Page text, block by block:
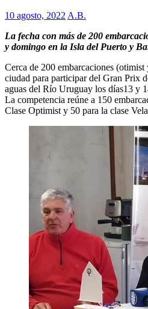
10 agosto, 2022 A.B.
La fecha con más de 200
y domingo en la Isla del Puerto y
Cerca de 200 embarcaciones (otimist
ciudad para participar del Gran Prix
aguas del Río Uruguay los días13 y
La competencia reúne a 150
Clase Optimist y 50 para la clase